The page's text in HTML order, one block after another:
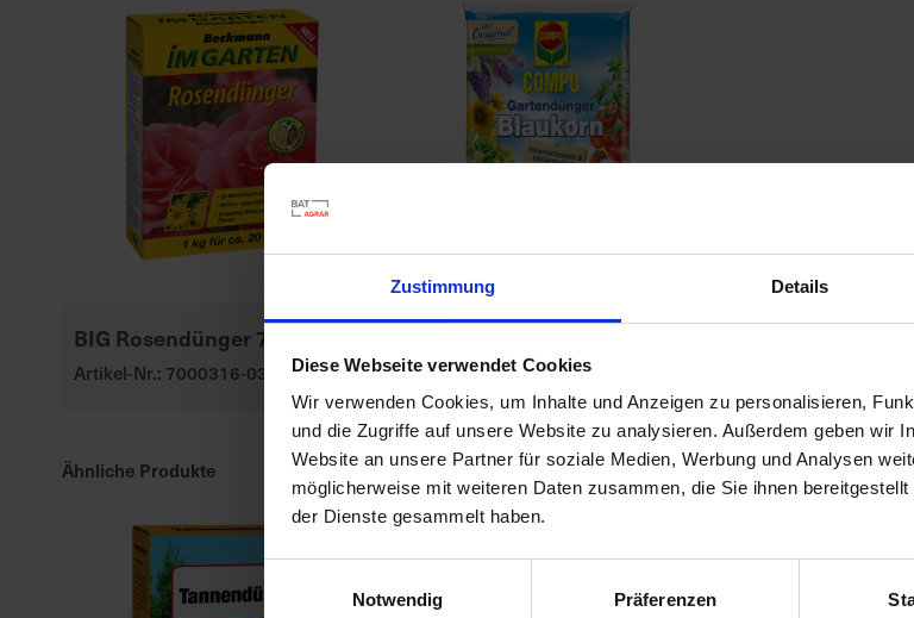
Zustimmung Details
Diese Webseite verwendet Cookies
Wir verwenden Cookies, um Inhalte und Anzeigen zu personalisieren,
und die Zugriffe auf unsere Website zu analysieren. Außerdem geben wir
Website an unsere Partner für soziale Medien, Werbung und Analysen
möglicherweise mit weiteren Daten zusammen, die Sie ihnen
der Dienste gesammelt haben.
Einwilligungsauswahl
Notwendig
Präferenzen
BIG Rosendünger 7+5+8
Artikel-Nr.: 7000316-03-cfg Artikel-Nr.: 7000271-D2-cfg
Ähnliche Produkte